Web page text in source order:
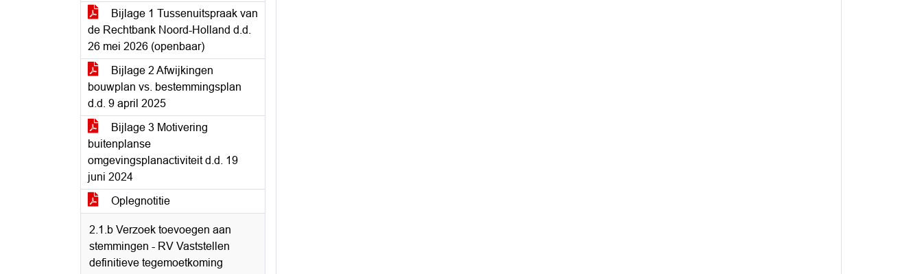
Bijlage 1 Tussenuitspraak van
de Rechtbank Noord-Holland d.d.
26 mei 2026 (openbaar)
Bijlage 2 Afwijkingen
bouwplan vs. bestemmingsplan
d.d. 9 april 2025
Bijlage 3 Motivering
buitenplanse
omgevingsplanactiviteit d.d. 19
juni 2024
Oplegnotitie
2.1.b Verzoek toevoegen aan
stemmingen - RV Vaststellen
definitieve tegemoetkoming